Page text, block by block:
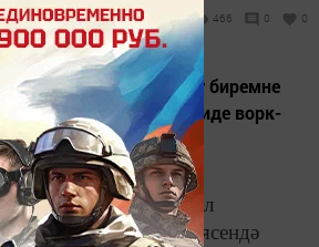
2019 - 13:46 466 0 0
әле беркемнең дә бу биремне
үтәгәне юк иде”, - диде ворк-
“металл
компетенциясендә